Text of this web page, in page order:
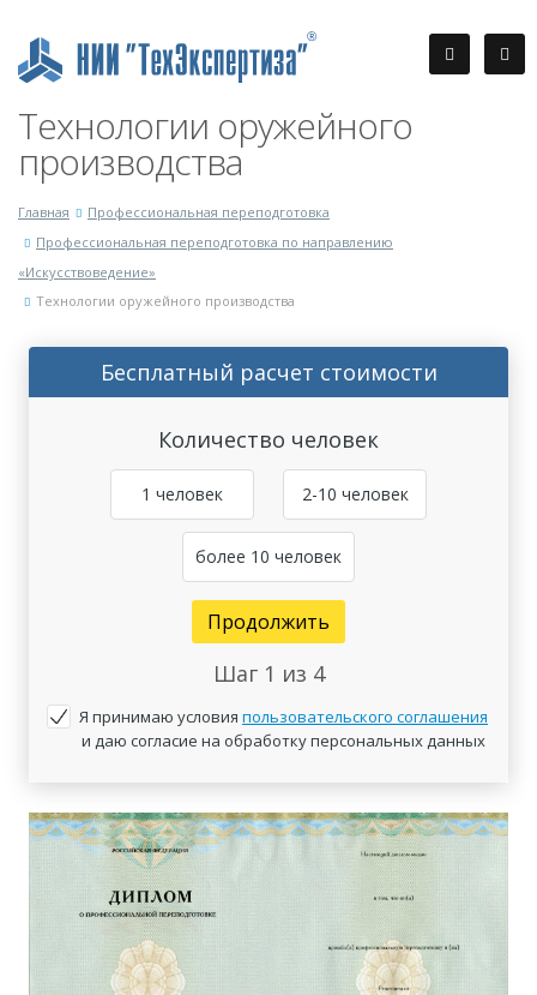
Технологии оружейного
производства
Главная
Профессиональная переподготовка
Профессиональная переподготовка по направлению
«Искусствоведение»
Технологии оружейного производства
Бесплатный расчет стоимости
Количество человек
1 человек 2-10 человек
более 10 человек
Продолжить
Шаг 1 из 4
Я принимаю условия пользовательского соглашения
и даю согласие на обработку персональных данных